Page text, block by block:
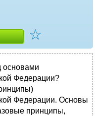
☆
основами
Федерации?
Федерации. Основы
принципы,